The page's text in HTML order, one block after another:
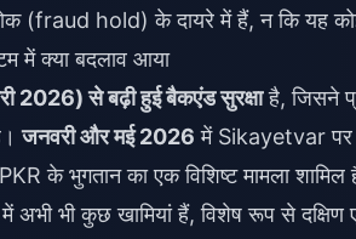
(fraud hold) के दायरे में हैं, न कि यह
में क्या बदलाव आया
2026) से बढ़ी हुई बैकएंड सुरक्षाहै, जिसने
जनवरी और मई 2026 में Sikayetvar पर
भुगतान का एक विशिष्ट मामला शामिल
अभी भी कुछ खामियां हैं, विशेष रूप से दक्षिण